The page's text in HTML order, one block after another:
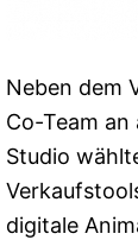
Neben dem
Co-Team
Studio
digitale